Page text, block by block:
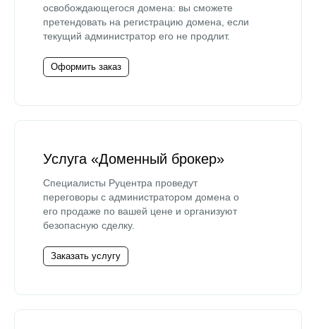
освобождающегося домена: вы сможете
претендовать на регистрацию домена, если
текущий администратор его не продлит.
Оформить заказ
Услуга «Доменный брокер»
Специалисты Руцентра проведут
переговоры с администратором домена о
его продаже по вашей цене и организуют
безопасную сделку.
Заказать услугу